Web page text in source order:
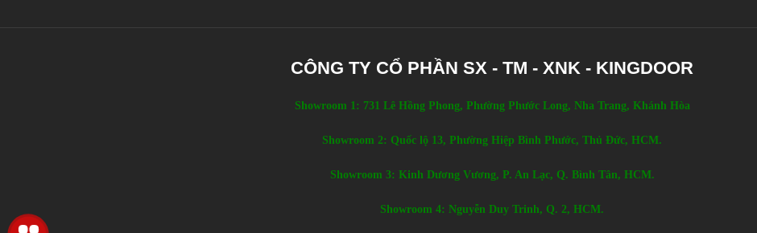
CÔNG TY CỔ PHẦN SX - TM - XNK - KINGDOOR
Showroom 1: 731 Lê Hồng Phong, Phường Phước Long, Nha Trang, Khánh Hòa
Showroom 2: Quốc lộ 13, Phường Hiệp Bình Phước, Thủ Đức, HCM.
Showroom 3: Kinh Dương Vương, P. An Lạc, Q. Bình Tân, HCM.
Showroom 4: Nguyễn Duy Trinh, Q. 2, HCM.